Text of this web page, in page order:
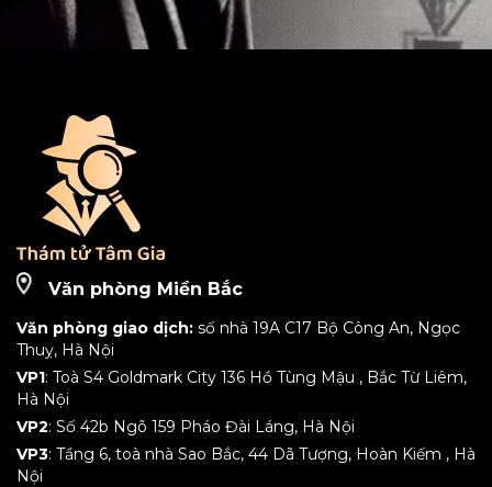
Văn phòng Miền Bắc
Văn phòng giao dịch: số nhà 19A C17 Bộ Công An, Ngọc
Thuỵ, Hà Nội
VP1: Toà S4 Goldmark City 136 Hồ Tùng Mậu , Bắc Từ Liêm,
Hà Nội
VP2: Số 42b Ngõ 159 Pháo Đài Láng, Hà Nội
VP3: Tầng 6, toà nhà Sao Bắc, 44 Dã Tượng, Hoàn Kiếm , Hà
Nội